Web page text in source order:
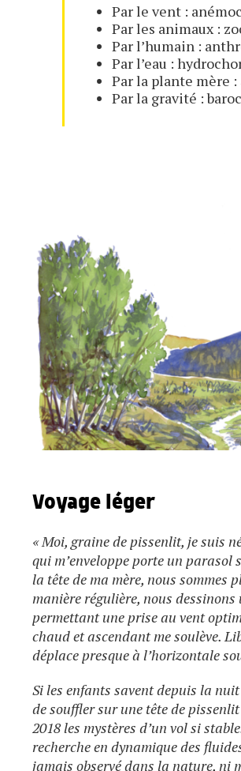
Par le vent :
Par les animaux :
Par l’humain :
Par l’eau :
Par la plante mère
Par la gravité :
Voyage léger
« Moi, graine de pissenlit, je suis
qui m’enveloppe porte un parasol
la tête de ma mère, nous sommes
manière régulière, nous
permettant une prise au vent
chaud et ascendant me soulève.
déplace presque à l’horizontale
Si les enfants savent depuis la
de souffler sur une tête de
2018 les mystères d’un vol si
recherche en dynamique des
jamais observé dans la nature, ni